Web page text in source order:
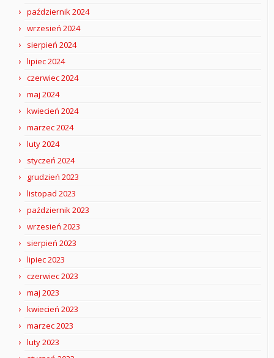
październik 2024
wrzesień 2024
sierpień 2024
lipiec 2024
czerwiec 2024
maj 2024
kwiecień 2024
marzec 2024
luty 2024
styczeń 2024
grudzień 2023
listopad 2023
październik 2023
wrzesień 2023
sierpień 2023
lipiec 2023
czerwiec 2023
maj 2023
kwiecień 2023
marzec 2023
luty 2023